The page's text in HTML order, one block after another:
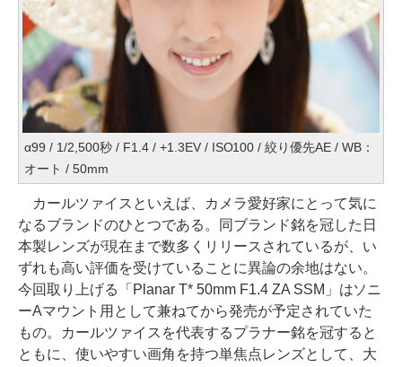
α99 / 1/2,500秒 / F1.4 / +1.3EV / ISO100 / 絞り優先AE / WB：
オート / 50mm
カールツァイスといえば、カメラ愛好家にとって気に
なるブランドのひとつである。同ブランド銘を冠した日
本製レンズが現在まで数多くリリースされているが、い
ずれも高い評価を受けていることに異論の余地はない。
今回取り上げる「Planar T* 50mm F1.4 ZA SSM」はソニ
ーAマウント用として兼ねてから発売が予定されていた
もの。カールツァイスを代表するプラナー銘を冠すると
ともに、使いやすい画角を持つ単焦点レンズとして、大